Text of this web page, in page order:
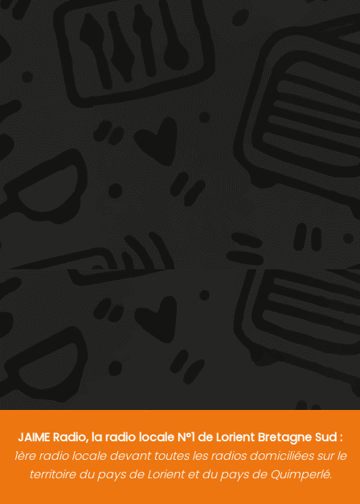
JAIME Radio, la radio locale N°1 de Lorient Bretagne Sud :
1ère radio locale devant toutes les radios domiciliées sur le
territoire du pays de Lorient et du pays de Quimperlé.